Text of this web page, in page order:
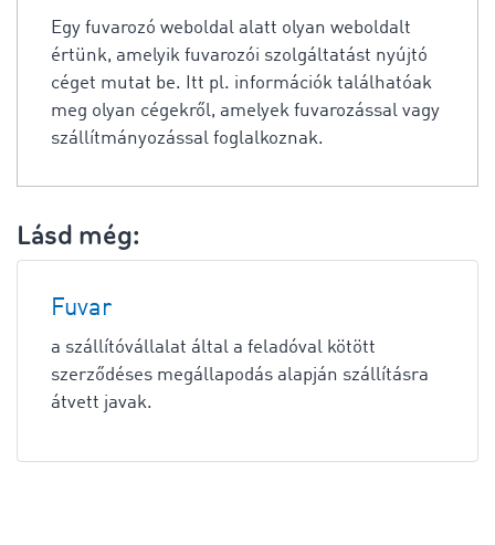
Egy fuvarozó weboldal alatt olyan weboldalt
értünk, amelyik fuvarozói szolgáltatást nyújtó
céget mutat be. Itt pl. információk találhatóak
meg olyan cégekről, amelyek fuvarozással vagy
szállítmányozással foglalkoznak.
Lásd még:
Fuvar
a szállítóvállalat által a feladóval kötött
szerződéses megállapodás alapján szállításra
átvett javak.